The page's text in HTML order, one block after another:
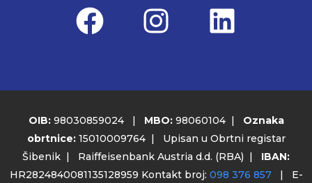
OIB:98030859024 | MBO:98060104 | Oznaka
obrtnice:15010009764 | Upisan u Obrtni registar
Šibenik | Raiffeisenbank Austria d.d. (RBA) |
IBAN:
HR2824840081135128959 Kontakt broj: 098 376 857| E-